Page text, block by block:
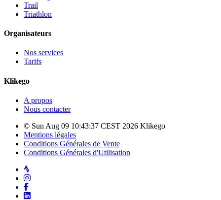
Trail
Triathlon
Organisateurs
Nos services
Tarifs
Klikego
A propos
Nous contacter
© Sun Aug 09 10:43:37 CEST 2026 Klikego
Mentions légales
Conditions Générales de Vente
Conditions Générales d'Utilisation
Strava
Instagram
Facebook
LinkedIn